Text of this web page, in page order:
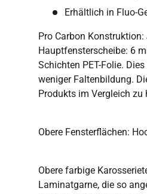
Erhältlich in Fluo-
Pro Carbon
Hauptfensterscheibe: 6
Schichten PET-Folie.
weniger Faltenbildung.
Produkts im Vergleich
Obere Fensterflächen:
Obere farbige
Laminatgarne, die so